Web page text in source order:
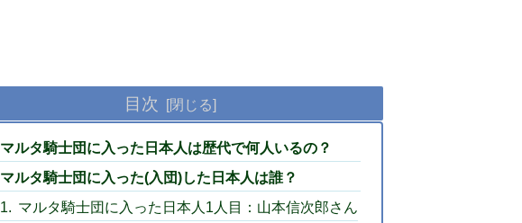
目次
マルタ騎士団に入った日本人は歴代で何人いるの？
マルタ騎士団に入った(入団)した日本人は誰？
マルタ騎士団に入った日本人1人目：山本信次郎さん